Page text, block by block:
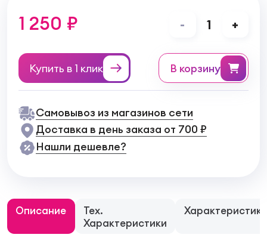
1 250 ₽ - 1 +
Купить в 1 клик в корзину
Самовывоз из магазинов сети
Доставка в день заказа от 700 ₽
Нашли дешевле?
Описание
Тех.
Характеристики
Характеристики